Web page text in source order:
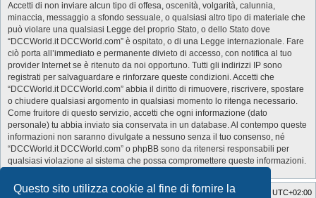
Questo sito utilizza cookie al fine di fornire la
Accetti di non inviare alcun tipo di offesa, oscenità, volgarità, calunnia,
minaccia, messaggio a sfondo sessuale, o qualsiasi altro tipo di materiale che
può violare una qualsiasi Legge del proprio Stato, o dello Stato dove
“DCCWorld.it DCCWorld.com” è ospitato, o di una Legge internazionale. Fare
ciò porta all’immediato e permanente divieto di accesso, con notifica al tuo
provider Internet se è ritenuto da noi opportuno. Tutti gli indirizzi IP sono
registrati per salvaguardare e rinforzare queste condizioni. Accetti che
“DCCWorld.it DCCWorld.com” abbia il diritto di rimuovere, riscrivere, spostare
o chiudere qualsiasi argomento in qualsiasi momento lo ritenga necessario.
Come fruitore di questo servizio, accetti che ogni informazione (dato
personale) tu abbia inviato sia conservata in un database. Al contempo queste
informazioni non saranno divulgate a nessuno senza il tuo consenso, né
“DCCWorld.it DCCWorld.com” o phpBB sono da ritenersi responsabili per
qualsiasi violazione al sistema che possa compromettere queste informazioni.
Indice Tutti gli orari sono UTC+02:00
Cancella cookie